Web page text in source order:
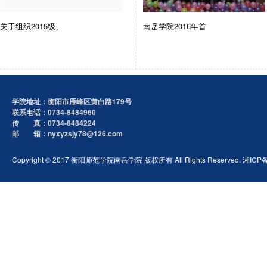
关于组织2015级、 南岳学院2016年首
学院地址：衡阳市雁峰区黄白路179号
联系电话：0734-8484960
传 真：0734-8484224
邮 箱：nyxyzsjy78@126.com
Copyright © 2017 衡阳师范学院南岳学院 版权所有 All Rights Reserved. 湘ICP